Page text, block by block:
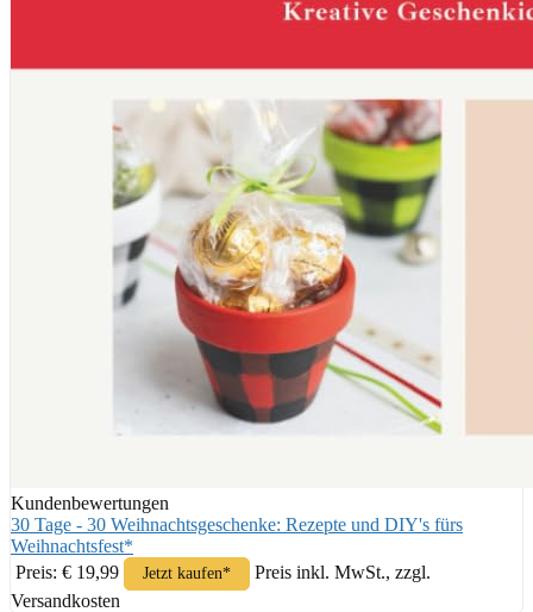
Kundenbewertungen
30 Tage - 30 Weihnachtsgeschenke: Rezepte und DIY's fürs
Weihnachtsfest*
Preis: € 19,99
Jetzt kaufen*
Preis inkl. MwSt., zzgl.
Versandkosten